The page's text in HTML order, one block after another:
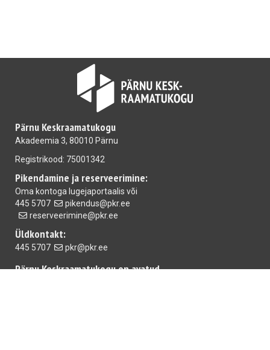
Pärnu Keskraamatukogu
Akadeemia 3, 80010 Pärnu
Registrikood: 75001342
Pikendamine ja reserveerimine:
Oma kontoga lugejaportaalis või
445 5707
pikendus@pkr.ee
reserveerimine@pkr.ee
Üldkontakt:
445 5707 pkr@pkr.ee
Pärnu Keskraamatukogu on avatud